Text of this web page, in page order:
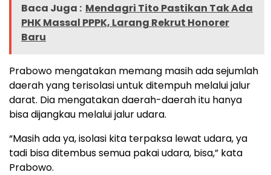
Baca Juga : Mendagri Tito Pastikan Tak Ada
PHK Massal PPPK, Larang Rekrut Honorer
Baru
Prabowo mengatakan memang masih ada sejumlah
daerah yang terisolasi untuk ditempuh melalui jalur
darat. Dia mengatakan daerah-daerah itu hanya
bisa dijangkau melalui jalur udara.
“Masih ada ya, isolasi kita terpaksa lewat udara, ya
tadi bisa ditembus semua pakai udara, bisa,” kata
Prabowo.